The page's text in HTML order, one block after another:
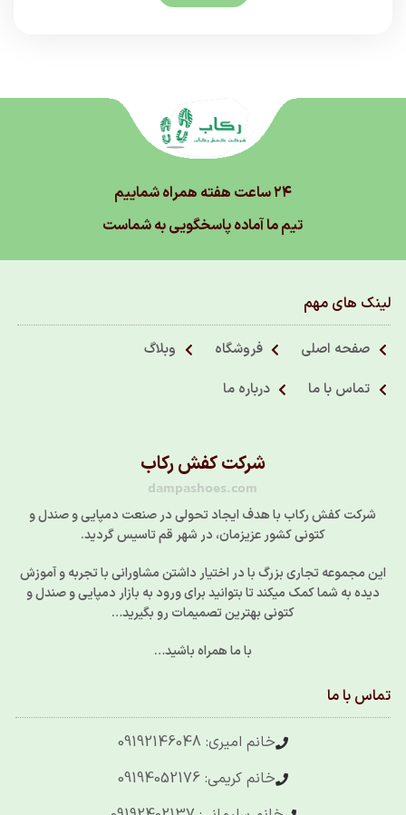
۲۴ ساعت هفته همراه شماییم
تیم ما آماده پاسخگویی به شماست
لینک های مهم
صفحه اصلی فروشگاه
وبلاگ
تماس با ما
درباره ما
شرکت کفش رکاب
dampashoes.com
شرکت کفش رکاب با هدف ایجاد تحولی در صنعت دمپایی و صندل و
کتونی کشور عزیزمان، در شهر قم تاسیس گردید.
این مجموعه تجاری بزرگ با در اختیار داشتن مشاورانی با تجربه و آموزش
دیده به شما کمک میکند تا بتوانید برای ورود به بازار دمپایی و صندل و
کتونی بهترین تصمیمات رو بگیرید…
با ما همراه باشید…
تماس با ما
خانم امیری: 09192146048
خانم کریمی: 09194052176